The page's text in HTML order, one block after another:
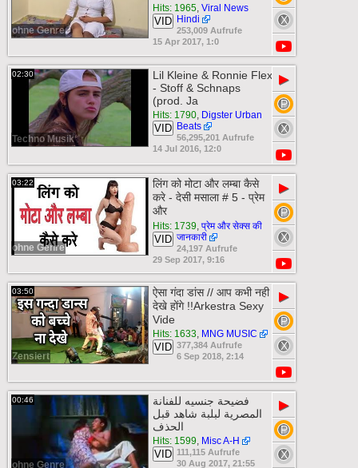
ohne Genre
Hits: 1965, Viral News
Hindi
VID
253,009 Aufrufe
15 Apr 2017, 1:0
02:30
Techno Musik
Lil Kleine & Ronnie Flex
- Stoff & Schnaps
(prod. Ja
Hits: 1790, Digster Urban
Beats
VID
56,295,201 Aufrufe
14 Jul 2016, 12:0
▶
03:22
ohne Genre
लिंग को मोटा और लम्बा कैसे
करे - देसी मसाला # 5 - प्रेम
और
Hits: 1739, प्रेम और सेक्स की
जानकारी
VID
24,197 Aufrufe
29 Sep 2017, 9:16
▶
03:50
Zensiert
ऐसा गंदा डांस // आप कभी नही
देखे होंगे !!Arkestra Sexy
Vide
Hits: 1633, MNG MUSIC
VID 377,384 Aufrufe
6 Sep 2018, 2:14
▶
00:46
ohne Genre
فضيحة جنسيه للفنانة
المصرية لبلبة شاهد قبل
الحذف
Hits: 1599, Misc A-H
VID 111,115 Aufrufe
30 Aug 2017, 21:55
▶